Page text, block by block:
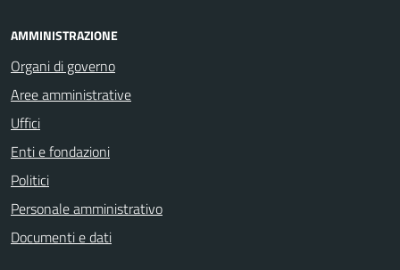
AMMINISTRAZIONE
Organi di governo
Aree amministrative
Uffici
Enti e fondazioni
Politici
Personale amministrativo
Documenti e dati